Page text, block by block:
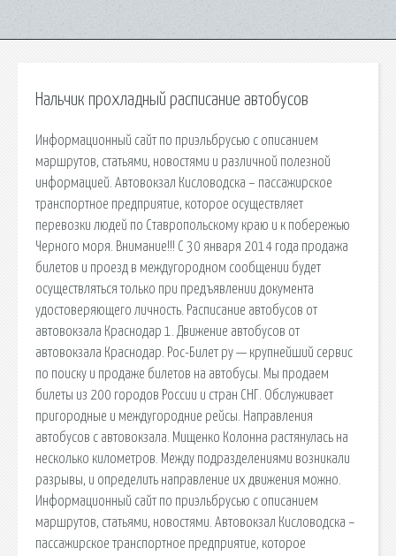
Нальчик прохладный расписание автобусов
Информационный сайт по приэльбрусью с описанием
маршрутов, статьями, новостями и различной полезной
информацией. Автовокзал Кисловодска – пассажирское
транспортное предприятие, которое осуществляет
перевозки людей по Ставропольскому краю и к побережью
Черного моря. Внимание!!! С 30 января 2014 года продажа
билетов и проезд в междугородном сообщении будет
осуществляться только при предъявлении документа
удостоверяющего личность. Расписание автобусов от
автовокзала Краснодар 1. Движение автобусов от
автовокзала Краснодар. Рос-Билет ру — крупнейший сервис
по поиску и продаже билетов на автобусы. Мы продаем
билеты из 200 городов России и стран СНГ. Обслуживает
пригородные и междугородние рейсы. Направления
автобусов с автовокзала. Мищенко Колонна растянулась на
несколько километров. Между подразделениями возникали
разрывы, и определить направление их движения можно.
Информационный сайт по приэльбрусью с описанием
маршрутов, статьями, новостями. Автовокзал Кисловодска –
пассажирское транспортное предприятие, которое